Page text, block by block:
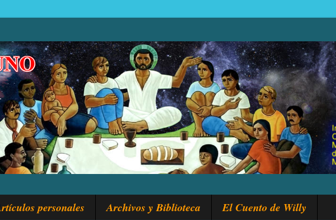
personales Archivos y Biblioteca El Cuento de Willy